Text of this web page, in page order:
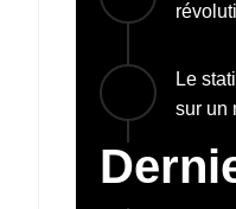
Le
sur un